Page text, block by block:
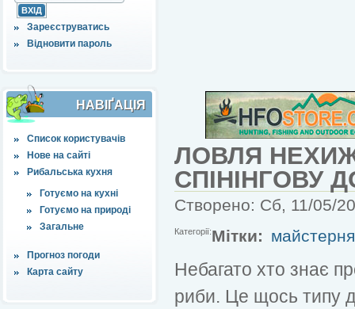
Зареєструватись
Відновити пароль
НАВІҐАЦІЯ
Список користувачів
Нове на сайті
Рибальська кухня
Готуємо на кухні
Готуємо на природі
Загальне
Прогноз погоди
Карта сайту
ЛОВЛЯ
СПІНІНГОВУ
Створено: Сб, 11/05/
Категорії:Мітки: майстерня
Небагато хто знає
риби. Це щось типу